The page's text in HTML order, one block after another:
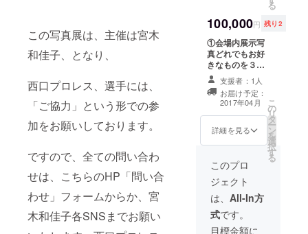
この写真展は、主催は宮木
和佳子、となり、
西口プロレス、選手には、
「ご協力」という形での参
加をお願いしております。
ですので、全ての問い合わ
せは、こちらのHP「問い合
わせ」フォームからか、宮
木和佳子各SNSまでお願い
展会場
て、ス
ペシャ
ルサン
クス協
賛メン
バーと
称して
（ニッ
クネー
可能）
をグ
ループ
掲示さ
ただき
ます
です ※西口プロ
レスのゲストで
登場して頂いた
タレントさんな
ど、一部お渡し
出来ない写真が
ございます。ご
了承ください。
※写真は最終日撤
手渡しでも可能
※お持ち帰り出来
いたします（送
料込み） ※展示
した状態そのま
まですので額装
や台紙がない写
真もございます
②会場内に、
る
100,000円 残り2
①会場内展示写
真どれでもお好
きなものを３点
までプレゼント
※来場できない場
合は、大きさや
テイストなどこ
ちらである程度
ご希望を伺った
さはどれでも自
由です ※西口プ
ロレスのゲスト
で登場して頂い
たタレントさん
など、一部お渡
し出来ない写真
支援者：1人
お届け予定：
2017年04月
詳細を見る
こ
の
リ
タ
ー
ン
を
選
択
す
る
このプロ
ジェクト
は、 All-In方
式です。
目標金額に